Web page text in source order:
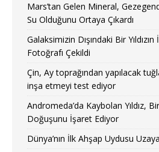
Mars’tan Gelen Mineral,
Su Olduğunu Ortaya Çıkardı
Galaksimizin Dışındaki Bir Yıldızın
Fotoğrafı Çekildi
Çin, Ay toprağından yapılacak
inşa etmeyi test ediyor
Andromeda’da Kaybolan Yıldız,
Doğuşunu İşaret Ediyor
Dünya’nın İlk Ahşap Uydusu Uzaya